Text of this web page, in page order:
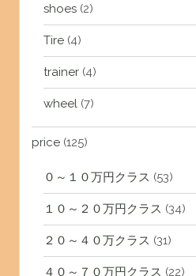
shoes(2)
Tire(4)
trainer(4)
wheel(7)
price(125)
０～１０万円クラス (53)
１０～２０万円クラス (34)
２０～４０万クラス (31)
４０～７０万円クラス (22)